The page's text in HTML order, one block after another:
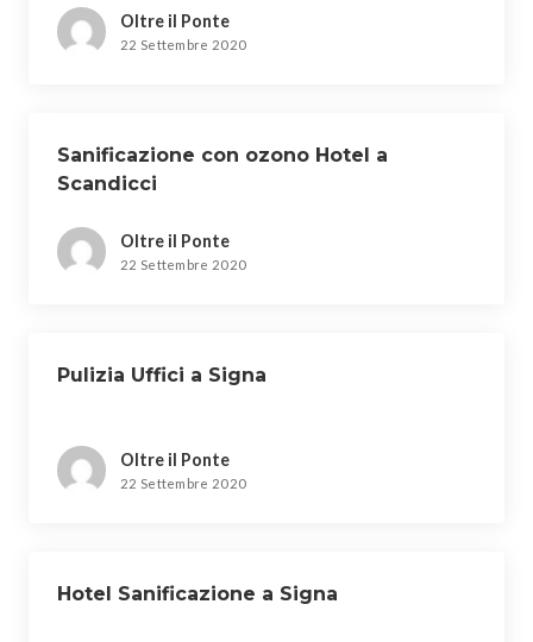
Oltre il Ponte
22 Settembre 2020
Sanificazione con ozono Hotel a
Scandicci
Oltre il Ponte
22 Settembre 2020
Pulizia Uffici a Signa
Oltre il Ponte
22 Settembre 2020
Hotel Sanificazione a Signa